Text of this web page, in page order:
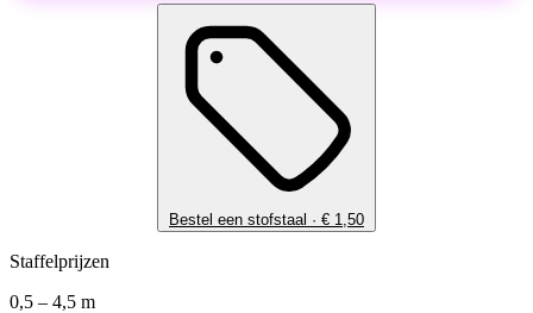
Bestel een stofstaal · € 1,50
Staffelprijzen
0,5 – 4,5 m